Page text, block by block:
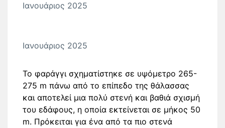
Ιανουάριος 2025
Ιανουάριος 2025
Το φαράγγι σχηματίστηκε σε υψόμετρο 265-
275 m πάνω από το επίπεδο της θάλασσας
και αποτελεί μια πολύ στενή και βαθιά σχισμή
του εδάφους, η οποία εκτείνεται σε μήκος 50
m. Πρόκειται για ένα από τα πιο στενά